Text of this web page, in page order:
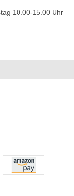
10.00-15.00 Uhr